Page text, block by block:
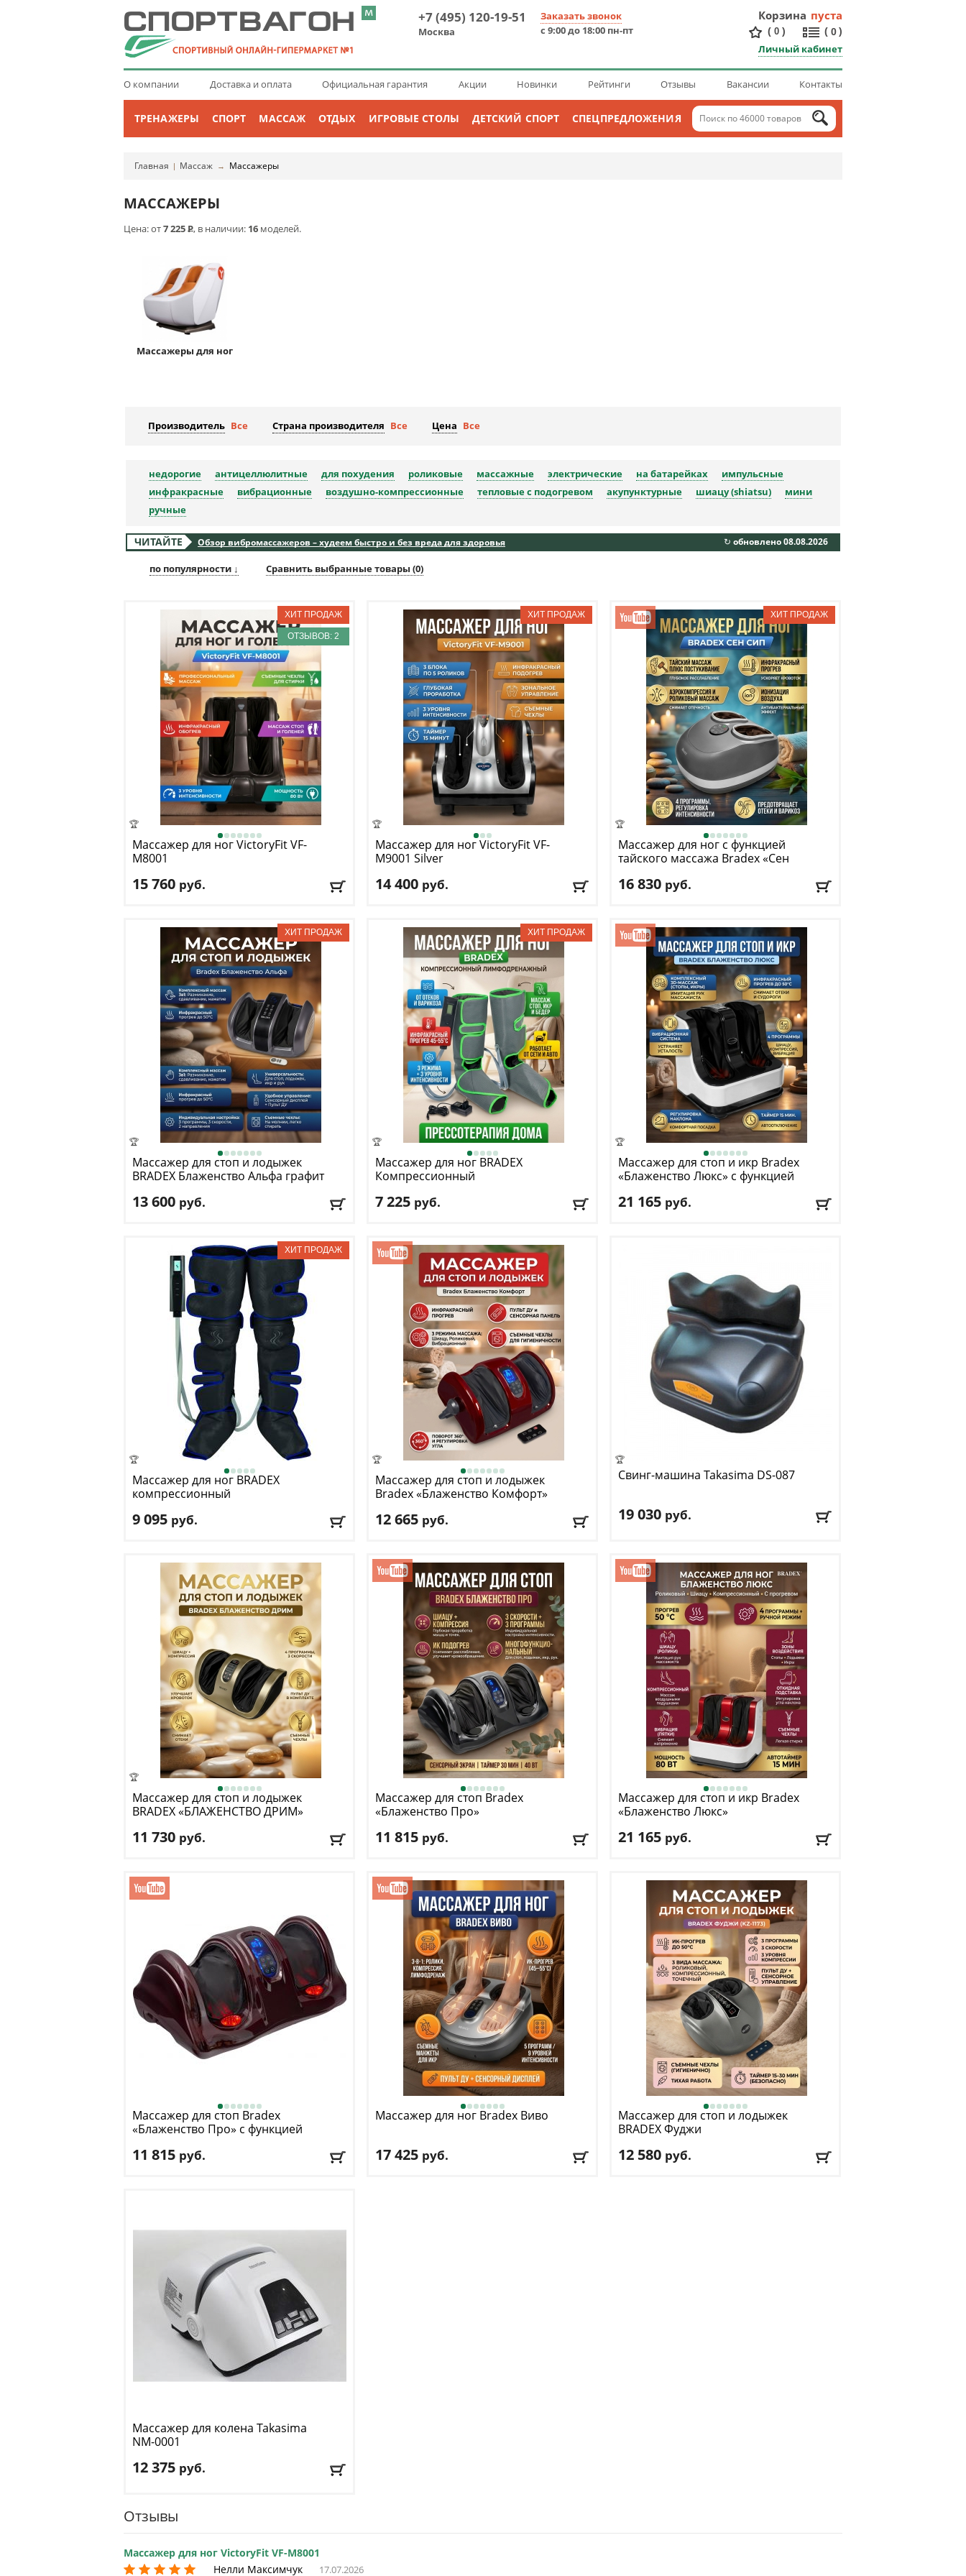
+7 (495) 120-19-51
Москва
Заказать звонок
с 9:00 до 18:00 пн-пт
Корзина пуста
( 0 ) ( 0 )
Личный кабинет
О компании Доставка и оплата Официальная гарантия Акции Новинки Рейтинги Отзывы Вакансии Контакты
ТРЕНАЖЕРЫ СПОРТ МАССАЖ ОТДЫХ ИГРОВЫЕ СТОЛЫ ДЕТСКИЙ СПОРТ СПЕЦПРЕДЛОЖЕНИЯ
Главная | Массаж → Массажеры
МАССАЖЕРЫ
Цена: от7 225Р, в наличии: 16 моделей.
Массажеры для ног
Производитель Все Страна производителя Все Цена Все
недорогие антицеллюлитные для похудения роликовые массажные электрические на батарейках
импульсные
инфракрасные
вибрационные воздушно-компрессионные тепловые с подогревом акупунктурные шиацу (shiatsu)
мини
ручные
ЧИТАЙТЕ Обзор вибромассажеров – худеем быстро и без вреда для здоровья ↻ обновлено 08.08.2026
по популярности ↓ Сравнить выбранные товары (0)
ОТЗЫВОВ: 2
🏆
Массажер для ног VictoryFitVF-
M8001
15 760 руб.
50 x 44 см
Уровни скорости:1 - 3
Доставка:БЕСПЛАТНО, 1-2 дня
🏆
Массажер для ног VictoryFitVF-
M9001 Silver
14 400 руб.
38 × 42 см
Уровни скорости:1 - 3
БЕСПЛАТНО, 1-2 дня
🏆
Массажер для ног с функцией
тайского массажа Bradex«Сен
16 830 руб.
Доставка:БЕСПЛАТНО, 1-2 дня
🏆
Массажер для стоп и лодыжек
BRADEX Блаженство Альфа графит
13 600 руб.
сенсорный ЖК-дисплей
Дистанционный пульт:Да
Доставка:БЕСПЛАТНО , 1-2 дня
🏆
Массажер для ног BRADEX
Компрессионный
7 225 руб.
Доставка:БЕСПЛАТНО, 1-2 дня
🏆
Массажер для стоп и икр Bradex
«Блаженство Люкс» с функцией
21 165 руб.
🏆
Массажер для ног BRADEX
компрессионный
коленей, длинные манжеты,
9 095 руб.
Доставка: БЕСПЛАТНО , 1-2 дня
🏆
Массажер для стоп и лодыжек
Bradex«Блаженство Комфорт»
12 665 руб.
х 35.5 см
Кол-во программ:3
Доставка:БЕСПЛАТНО, 1-2 дня
🏆
Свинг-машина Takasima DS-087
19 030 руб.
Максимально допустимая нагрузка:
Размер:
34 x 26 x 23 см
Доставка:БЕСПЛАТНО, 1-2 дня
🏆
Массажер для стоп и лодыжек
BRADEX«БЛАЖЕНСТВО ДРИМ»
11 730 руб.
59х40,5х26,3
Материал:
Массажер для стоп Bradex
«Блаженство Про»
11 815 руб.
Доставка:БЕСПЛАТНО, 1-2 дня
Массажер для стоп и икр Bradex
«Блаженство Люкс»
21 165 руб.
БЕСПЛАТНО, 1-2 дня
Массажер для стоп Bradex
«Блаженство Про» с функцией
11 815 руб.
Массажер для ног Bradex Виво
17 425 руб.
Массажер для стоп и лодыжек
BRADEXФуджи
12 580 руб.
Массажер для колена Takasima
NM-0001
12 375 руб.
Доставка:
Отзывы
Массажер для ног VictoryFit VF-M8001
Нелли Максимчук
17.07.2026